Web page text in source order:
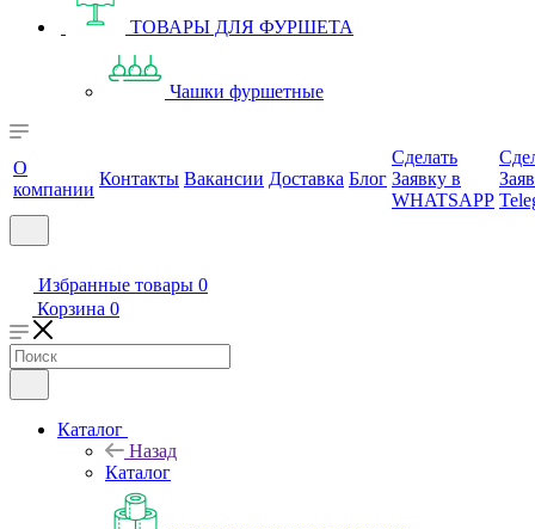
ТОВАРЫ ДЛЯ ФУРШЕТА
Чашки фуршетные
О
компании
Контакты Вакансии Доставка Блог
Сделать
Заявку в
WHATSAPP
Избранные товары 0
Корзина 0
Каталог
Назад
Каталог